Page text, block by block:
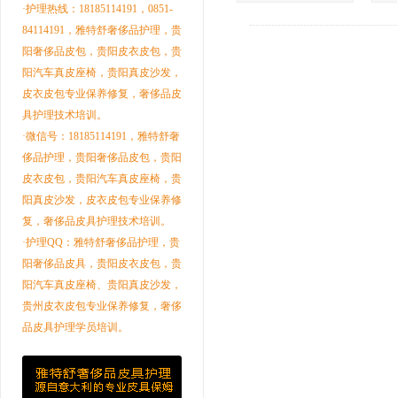
·护理热线：18185114191，0851-
84114191，雅特舒奢侈品护理，贵
阳奢侈品皮包，贵阳皮衣皮包，贵
阳汽车真皮座椅，贵阳真皮沙发，
皮衣皮包专业保养修复，奢侈品皮
具护理技术培训。
·微信号：18185114191，雅特舒奢
侈品护理，贵阳奢侈品皮包，贵阳
皮衣皮包，贵阳汽车真皮座椅，贵
阳真皮沙发，皮衣皮包专业保养修
复，奢侈品皮具护理技术培训。
·护理QQ：雅特舒奢侈品护理，贵
阳奢侈品皮具，贵阳皮衣皮包，贵
阳汽车真皮座椅、贵阳真皮沙发，
贵州皮衣皮包专业保养修复，奢侈
品皮具护理学员培训。